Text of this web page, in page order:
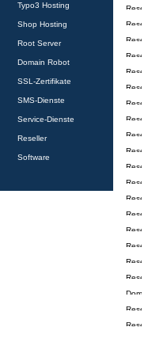
Typo3 Hosting
Shop Hosting
Root Server
Domain Robot
SSL-Zertifikate
SMS-Dienste
Service-Dienste
Reseller
Software